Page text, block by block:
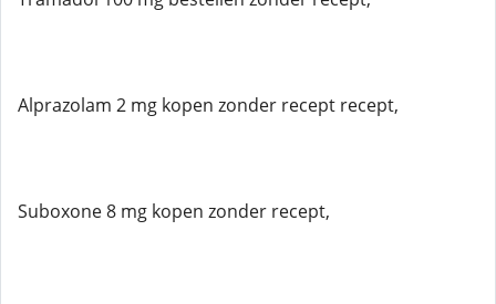
Alprazolam 2 mg kopen zonder recept recept,
Suboxone 8 mg kopen zonder recept,